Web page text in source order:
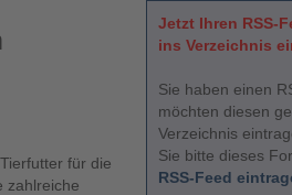
für die
zahlreiche
Jetzt Ihren RSS-
ins Verzeichnis
Sie haben einen
möchten diesen
Verzeichnis
Sie bitte dieses
RSS-Feed